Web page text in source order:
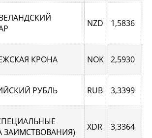
NZD 1,5836
КРОНА NOK 2,5930
РУБЛЬ RUB 3,3399
ЗАИМСТВОВАНИЯ)
XDR 3,3364